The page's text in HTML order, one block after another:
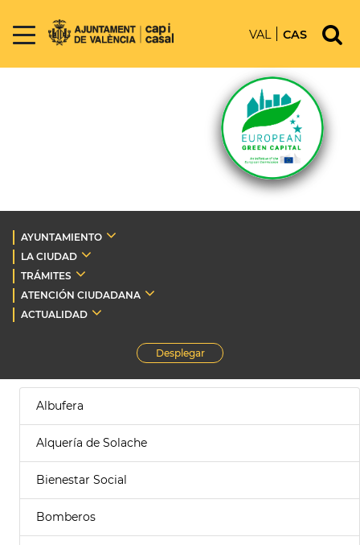
VAL CAS
AYUNTAMIENTO
LA CIUDAD
TRÁMITES
ATENCIÓN CIUDADANA
ACTUALIDAD
Desplegar
Albufera
Alquería de Solache
Bienestar Social
Bomberos